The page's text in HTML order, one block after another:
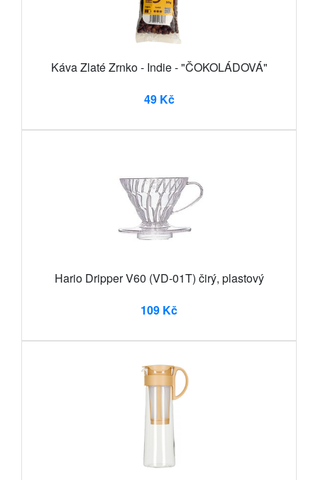
Káva Zlaté Zrnko - Indie - "ČOKOLÁDOVÁ"
49 Kč
Hario Dripper V60 (VD-01T) čirý, plastový
109 Kč